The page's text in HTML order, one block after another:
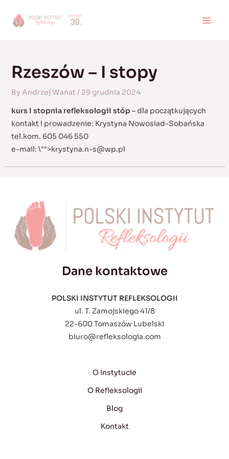
Rzeszów – I stopy
By Andrzej Wanat/ 29 grudnia 2024
kurs I stopnia refleksologii stóp– dla początkujących
kontakt i prowadzenie: Krystyna Nowosiad-Sobańska
tel.kom. 605 046 550
e-mail: \"">krystyna.n-s@wp.pl
Dane kontaktowe
POLSKI INSTYTUT REFLEKSOLOGII
ul. T. Zamojskiego 41/8
22-600 Tomaszów Lubelski
biuro@refleksologia.com
O Instytucie
O Refleksologii
Blog
Kontakt